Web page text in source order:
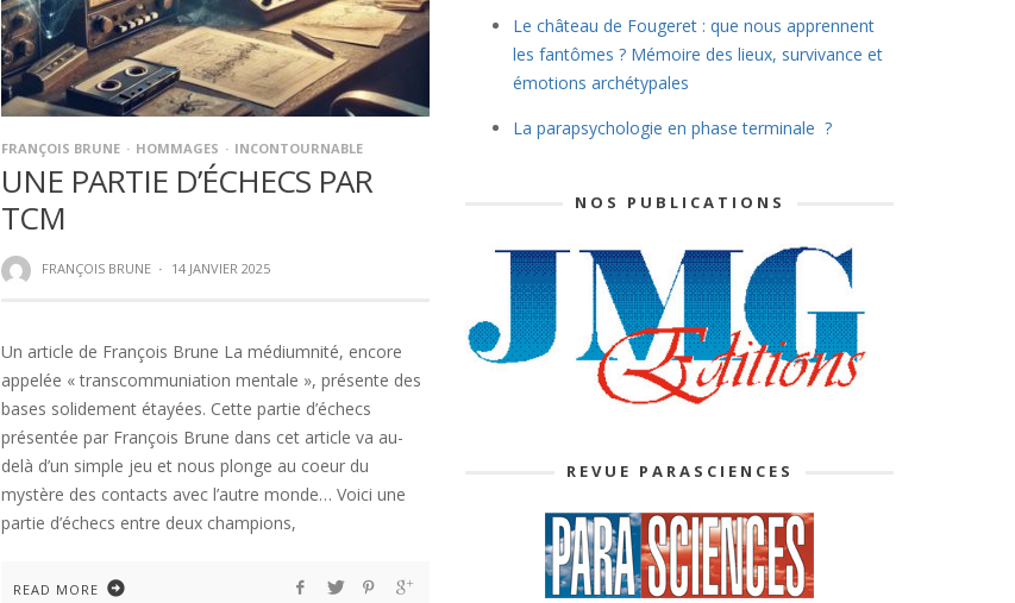
FRANÇOIS BRUNE HOMMAGES INCONTOURNABLE
UNE PARTIE D’ÉCHECS PAR
TCM
FRANÇOIS BRUNE · 14 JANVIER 2025
Un article de François Brune La médiumnité, encore
appelée « transcommuniation mentale », présente des
bases solidement étayées. Cette partie d’échecs
présentée par François Brune dans cet article va au-
delà d’un simple jeu et nous plonge au coeur du
mystère des contacts avec l’autre monde… Voici une
partie d’échecs entre deux champions,
READ MORE
Le château de Fougeret : que nous apprennent
les fantômes ? Mémoire des lieux, survivance et
émotions archétypales
La parapsychologie en phase terminale ?
NOS PUBLICATIONS
REVUE PARASCIENCES